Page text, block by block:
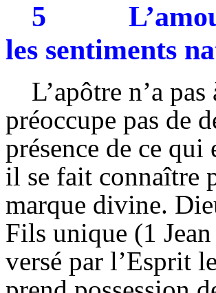
5
les sentiments
L’apôtre n’a
préoccupe pas de
présence de ce
il se fait connaître
marque divine.
Fils unique (1
versé par l’Esprit